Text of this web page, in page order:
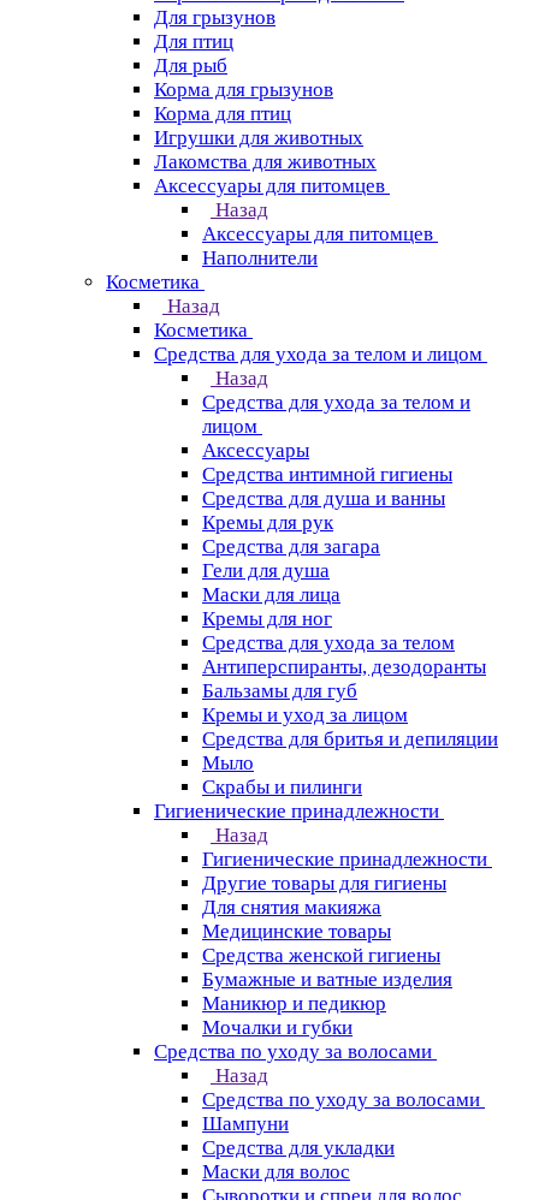
Для грызунов
Для птиц
Для рыб
Корма для грызунов
Корма для птиц
Игрушки для животных
Лакомства для животных
Аксессуары для питомцев
Назад
Аксессуары для питомцев
Наполнители
Косметика
Назад
Косметика
Средства для ухода за телом и лицом
Назад
Средства для ухода за телом и
лицом
Аксессуары
Средства интимной гигиены
Средства для душа и ванны
Кремы для рук
Средства для загара
Гели для душа
Маски для лица
Кремы для ног
Средства для ухода за телом
Антиперспиранты, дезодоранты
Бальзамы для губ
Кремы и уход за лицом
Средства для бритья и депиляции
Мыло
Скрабы и пилинги
Гигиенические принадлежности
Назад
Гигиенические принадлежности
Другие товары для гигиены
Для снятия макияжа
Медицинские товары
Средства женской гигиены
Бумажные и ватные изделия
Маникюр и педикюр
Мочалки и губки
Средства по уходу за волосами
Назад
Средства по уходу за волосами
Шампуни
Средства для укладки
Маски для волос